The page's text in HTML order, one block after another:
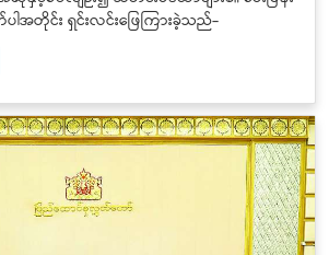
ပါအတိုင်း ရှင်းလင်းဖြေကြားခဲ့သည်-